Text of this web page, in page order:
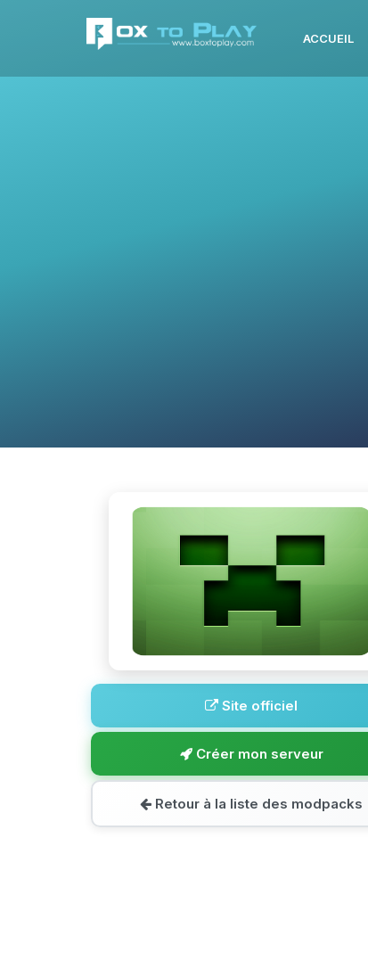
ACCUEIL
Site officiel
Créer mon serveur
Retour à la liste des modpacks